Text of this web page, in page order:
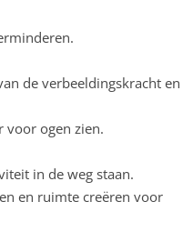
de verbeeldingskracht en
voor ogen zien.
in de weg staan.
en ruimte creëren voor